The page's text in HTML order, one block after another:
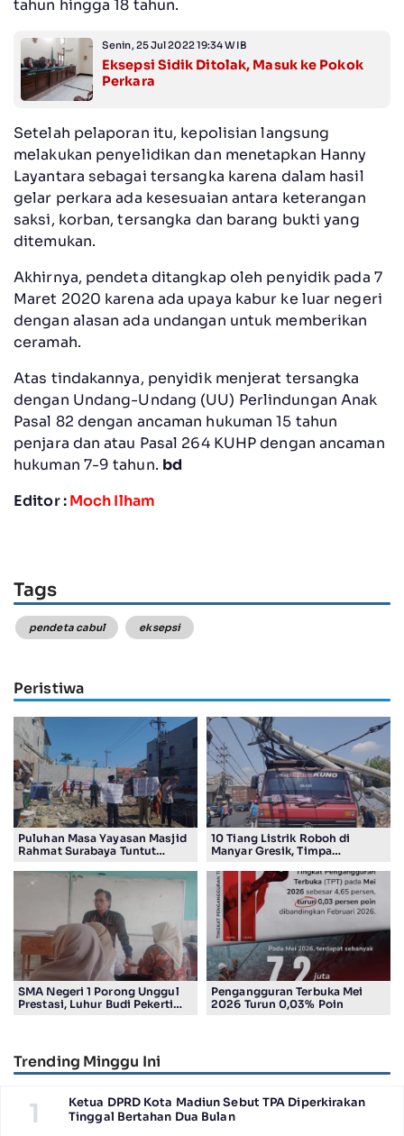
tahun hingga 18 tahun.
Senin, 25 Jul 2022 19:34 WIB
Eksepsi Sidik Ditolak, Masuk ke Pokok
Perkara
Setelah pelaporan itu, kepolisian langsung
melakukan penyelidikan dan menetapkan Hanny
Layantara sebagai tersangka karena dalam hasil
gelar perkara ada kesesuaian antara keterangan
saksi, korban, tersangka dan barang bukti yang
ditemukan.
Akhirnya, pendeta ditangkap oleh penyidik pada 7
Maret 2020 karena ada upaya kabur ke luar negeri
dengan alasan ada undangan untuk memberikan
ceramah.
Atas tindakannya, penyidik menjerat tersangka
dengan Undang-Undang (UU) Perlindungan Anak
Pasal 82 dengan ancaman hukuman 15 tahun
penjara dan atau Pasal 264 KUHP dengan ancaman
hukuman 7-9 tahun. bd
Editor :Moch Ilham
Tags
pendeta cabul eksepsi
Peristiwa
Puluhan Masa Yayasan Masjid
Rahmat Surabaya Tuntut
Pandigiling
10 Tiang Listrik Roboh di
Manyar Gresik, Timpa
Lumpuhkan Lalu Lintas
SMA Negeri 1 Porong Unggul
Prestasi, Luhur Budi Pekerti
Pengangguran Terbuka Mei
2026 Turun 0,03% Poin
Trending Minggu Ini
1
Ketua DPRD Kota Madiun Sebut TPA Diperkirakan
Tinggal Bertahan Dua Bulan